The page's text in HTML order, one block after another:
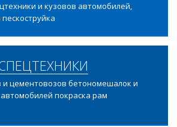
и кузовов автомобилей,
и цементовозов бетономешалок и
покраска рам